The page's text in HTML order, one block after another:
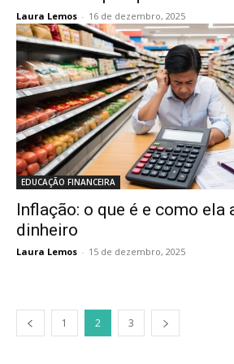
Laura Lemos - 16 de dezembro, 2025
EDUCAÇÃO FINANCEIRA
Inflação: o que é e como ela
dinheiro
Laura Lemos - 15 de dezembro, 2025
1 2 3